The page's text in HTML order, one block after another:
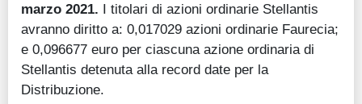
marzo 2021. I titolari di azioni ordinarie Stellantis
avranno diritto a: 0,017029 azioni ordinarie Faurecia;
e 0,096677 euro per ciascuna azione ordinaria di
Stellantis detenuta alla record date per la
Distribuzione.